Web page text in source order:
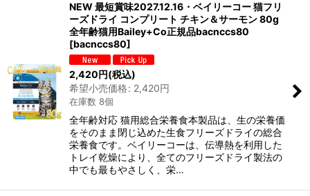
NEW 最短賞味2027.12.16・ベイリーコー 猫フリ
ーズドライ コンプリート チキン＆サーモン 80g
全年齢猫用Bailey+Co正規品bacnccs80
[bacnccs80]
2,420円(税込)
希望小売価格: 2,420円
在庫数 8個
全年齢対応 猫用総合栄養食本製品は、生の栄養価
をそのまま閉じ込めた生食フリーズドライの総合
栄養食です。ベイリーコーは、伝導熱を利用した
トレイ乾燥により、全てのフリーズドライ製法の
中でも最もやさしく、栄…